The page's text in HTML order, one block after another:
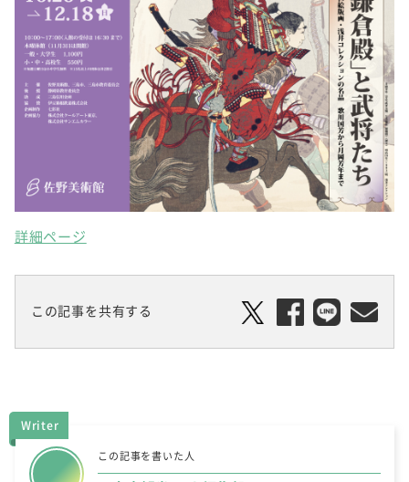
詳細ページ
この記事を共有する
Writer
この記事を書いた人